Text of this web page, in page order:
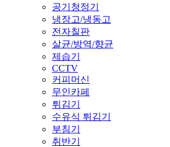
공기청정기
냉장고/냉동고
전자칠판
살균/방역/향균
제습기
CCTV
커피머신
무인카페
튀김기
수유식 튀김기
부침기
취반기